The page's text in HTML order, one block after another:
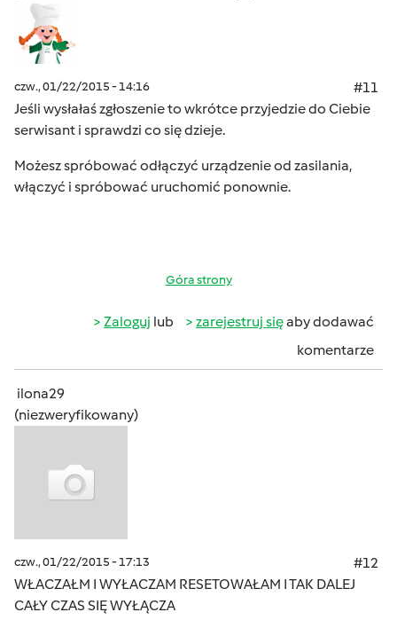
czw., 01/22/2015 - 14:16
#11
Jeśli wysłałaś zgłoszenie to wkrótce przyjedzie do Ciebie
serwisant i sprawdzi co się dzieje.
Możesz spróbować odłączyć urządzenie od zasilania,
włączyć i spróbować uruchomić ponownie.
Góra strony
Zaloguj lub zarejestruj sięaby dodawać
komentarze
ilona29
(niezweryfikowany)
czw., 01/22/2015 - 17:13
#12
WŁACZAŁM I WYŁACZAM RESETOWAŁAM I TAK DALEJ
CAŁY CZAS SIĘ WYŁĄCZA